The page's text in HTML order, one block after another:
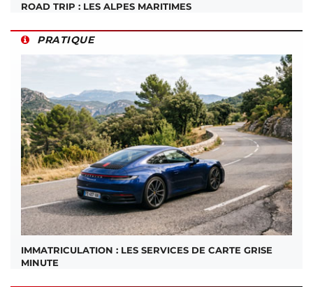
ROAD TRIP : LES ALPES MARITIMES
PRATIQUE
IMMATRICULATION : LES SERVICES DE CARTE GRISE
MINUTE